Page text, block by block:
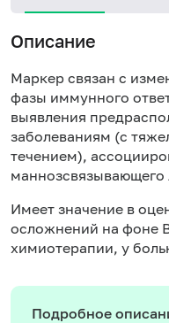
Описание
Маркер связан с
фазы иммунного
выявления
заболеваниям (с
течением),
маннозсвязывающего
Имеет значение в
осложнений на фоне
химиотерапии, у
Подробное